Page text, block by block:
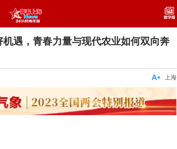
遇，青春力量与现代农业如何双向奔
上海
